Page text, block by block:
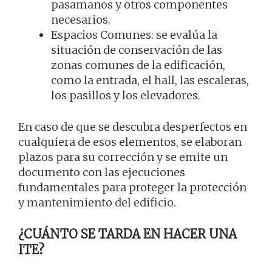
pasamanos y otros componentes
necesarios.
Espacios Comunes: se evalúa la
situación de conservación de las
zonas comunes de la edificación,
como la entrada, el hall, las escaleras,
los pasillos y los elevadores.
En caso de que se descubra desperfectos en
cualquiera de esos elementos, se elaboran
plazos para su corrección y se emite un
documento con las ejecuciones
fundamentales para proteger la protección
y mantenimiento del edificio.
¿CUÁNTO SE TARDA EN HACER UNA
ITE?